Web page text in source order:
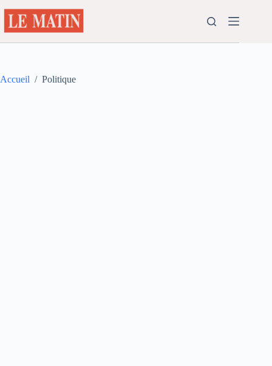
au
contenu
Accueil / Politique